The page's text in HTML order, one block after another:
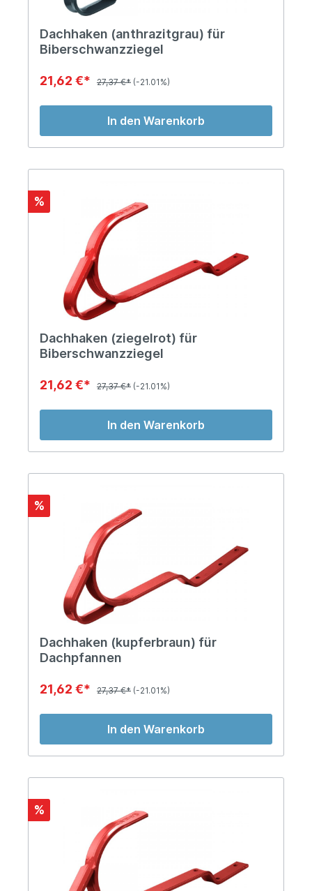
Dachhaken (anthrazitgrau) für
Biberschwanzziegel
21,62 €* 27,37 €* (-21.01%)
In den Warenkorb
%
Dachhaken (ziegelrot) für
Biberschwanzziegel
21,62 €* 27,37 €* (-21.01%)
In den Warenkorb
%
Dachhaken (kupferbraun) für
Dachpfannen
21,62 €* 27,37 €* (-21.01%)
In den Warenkorb
%